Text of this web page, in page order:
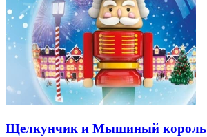
Щелкунчик и Мышиный король